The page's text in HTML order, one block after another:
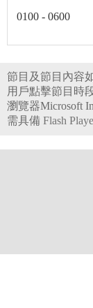
0100 - 0600
節目及節目內容
用戶點擊節目時
瀏覽器Microsoft
需具備 Flash